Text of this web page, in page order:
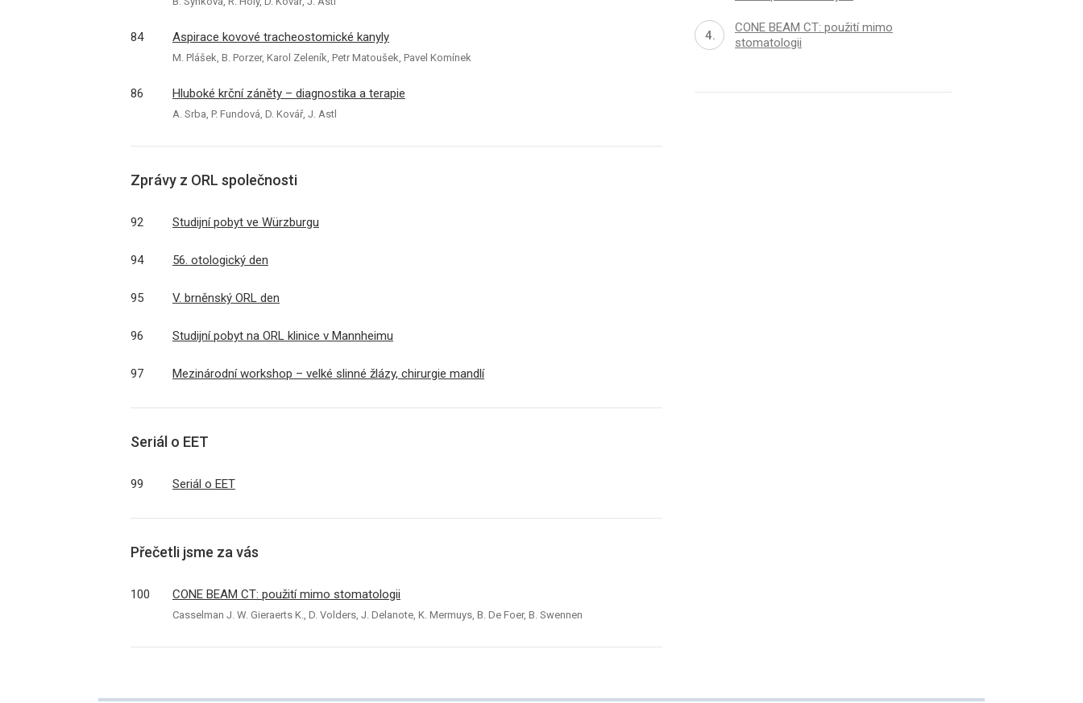
84 Aspirace kovové tracheostomické kanyly
M. Plášek, B. Porzer, Karol Zeleník, Petr Matoušek, Pavel Komínek
86 Hluboké krční záněty – diagnostika a terapie
A. Srba, P. Fundová, D. Kovář, J. Astl
Zprávy z ORL společnosti
92 Studijní pobyt ve Würzburgu
94 56. otologický den
95 V. brněnský ORL den
96 Studijní pobyt na ORL klinice v Mannheimu
97 Mezinárodní workshop – velké slinné žlázy, chirurgie mandlí
Seriál o EET
99 Seriál o EET
Přečetli jsme za vás
100 CONE BEAM CT: použití mimo stomatologii
Casselman J. W. Gieraerts K., D. Volders, J. Delanote, K. Mermuys, B. De Foer, B. Swennen
CONE BEAM CT: použití mimo
stomatologii